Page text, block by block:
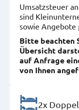
Umsatzsteuer
sind
sowie
Bitte beachten
Übersicht
auf Anfrage
von Ihnen
2x